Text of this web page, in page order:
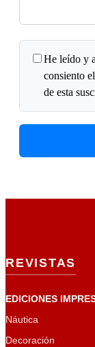
He leído y
consiento
de esta
REVISTAS
EDICIONES
Náutica
Decoración